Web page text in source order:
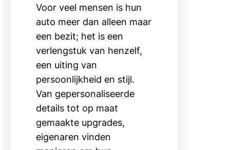
Voor veel mensen is hun
auto meer dan alleen maar
een bezit; het is een
verlengstuk van henzelf,
een uiting van
persoonlijkheid en stijl.
Van gepersonaliseerde
details tot op maat
gemaakte upgrades,
eigenaren vinden